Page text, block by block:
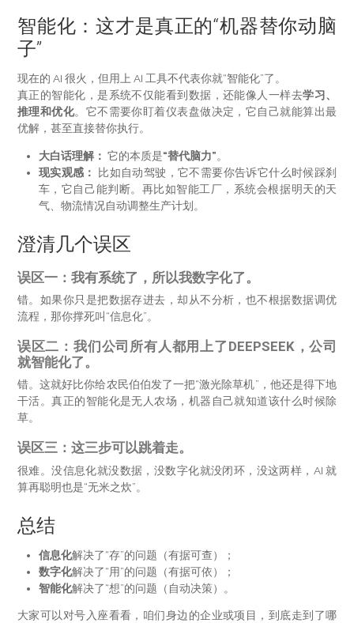
智能化：这才是真正的“机器替你动脑
子”
现在的 AI 很火，但用上 AI 工具不代表你就“智能化”了。
真正的智能化，是系统不仅能看到数据，还能像人一样去学习、
推理和优化。它不需要你盯着仪表盘做决定，它自己就能算出最
优解，甚至直接替你执行。
大白话理解： 它的本质是“替代脑力”。
现实观感：
比如自动驾驶，它不需要你告诉它什么时候踩刹
车，它自己能判断。再比如智能工厂，系统会根据明天的天
气、物流情况自动调整生产计划。
澄清几个误区
误区一：我有系统了，所以我数字化了。
错。如果你只是把数据存进去，却从不分析，也不根据数据调优
流程，那你撑死叫“信息化”。
误区二：我们公司所有人都用上了DEEPSEEK，公司
就智能化了。
错。这就好比你给农民伯伯发了一把“激光除草机”，他还是得下地
干活。真正的智能化是无人农场，机器自己就知道该什么时候除
草。
误区三：这三步可以跳着走。
很难。没信息化就没数据，没数字化就没闭环，没这两样，AI 就
算再聪明也是“无米之炊”。
总结
信息化解决了“存”的问题（有据可查）；
数字化解决了“用”的问题（有据可依）；
智能化解决了“想”的问题（自动决策）。
大家可以对号入座看看，咱们身边的企业或项目，到底走到了哪